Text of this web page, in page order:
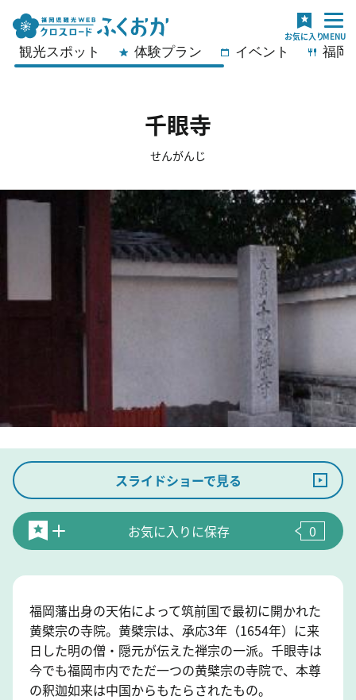
観光スポット 体験プラン イベント 福岡
千眼寺
せんがんじ
スライドショーで見る
お気に入りに保存 0
福岡藩出身の天佑によって筑前国で最初に開かれた
黄檗宗の寺院。黄檗宗は、承応3年（1654年）に来
日した明の僧・隠元が伝えた禅宗の一派。千眼寺は
今でも福岡市内でただ一つの黄檗宗の寺院で、本尊
の釈迦如来は中国からもたらされたもの。